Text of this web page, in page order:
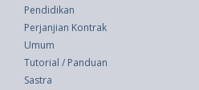
Pendidikan
Perjanjian Kontrak
Umum
Tutorial / Panduan
Sastra